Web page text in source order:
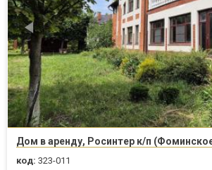
Дом в аренду, Росинтер к/п
код: 323-011